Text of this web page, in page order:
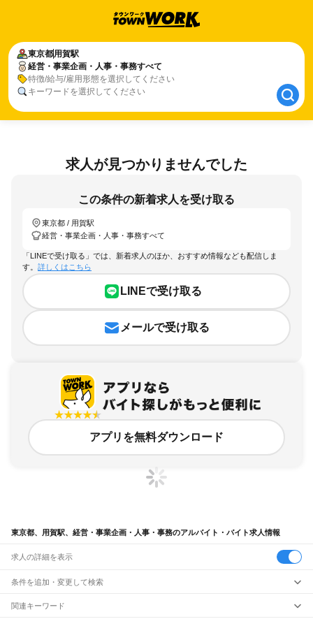
東京都用賀駅
経営・事業企画・人事・事務すべて
特徴/給与/雇用形態を選択してください
キーワードを選択してください
東京都用賀駅
経営・事業企画・人事・事務すべて
求人が見つかりませんでした
この条件の新着求人を受け取る
東京都 / 用賀駅
経営・事業企画・人事・事務すべて
「LINEで受け取る」では、新着求人のほか、おすすめ情報なども配信しま
す。 詳しくはこちら
LINEで受け取る
メールで受け取る
アプリを無料ダウンロード
東京都、用賀駅、経営・事業企画・人事・事務のアルバイト・バイト求人情報
求人の詳細を表示
条件を追加・変更して検索
市区町村を追加・変更
関連キーワード